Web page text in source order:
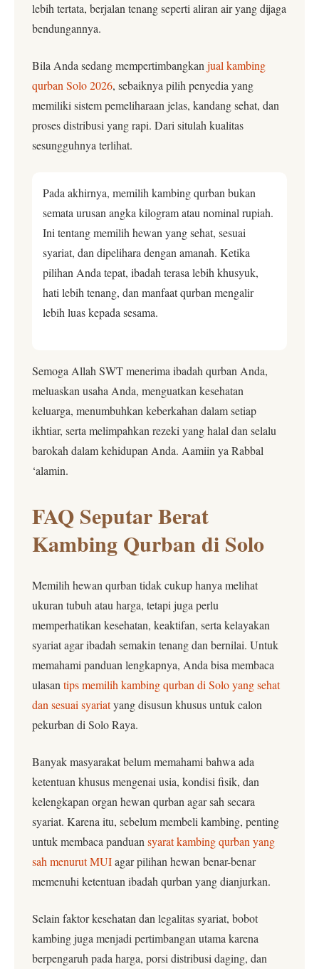
lebih tertata, berjalan tenang seperti aliran air yang dijaga
bendungannya.
Bila Anda sedang mempertimbangkan jual kambing
qurban Solo 2026, sebaiknya pilih penyedia yang
memiliki sistem pemeliharaan jelas, kandang sehat, dan
proses distribusi yang rapi. Dari situlah kualitas
sesungguhnya terlihat.
Pada akhirnya, memilih kambing qurban bukan
semata urusan angka kilogram atau nominal rupiah.
Ini tentang memilih hewan yang sehat, sesuai
syariat, dan dipelihara dengan amanah. Ketika
pilihan Anda tepat, ibadah terasa lebih khusyuk,
hati lebih tenang, dan manfaat qurban mengalir
lebih luas kepada sesama.
Semoga Allah SWT menerima ibadah qurban Anda,
meluaskan usaha Anda, menguatkan kesehatan
keluarga, menumbuhkan keberkahan dalam setiap
ikhtiar, serta melimpahkan rezeki yang halal dan selalu
barokah dalam kehidupan Anda. Aamiin ya Rabbal
‘alamin.
FAQ Seputar Berat
Kambing Qurban di Solo
Memilih hewan qurban tidak cukup hanya melihat
ukuran tubuh atau harga, tetapi juga perlu
memperhatikan kesehatan, keaktifan, serta kelayakan
syariat agar ibadah semakin tenang dan bernilai. Untuk
memahami panduan lengkapnya, Anda bisa membaca
ulasan tips memilih kambing qurban di Solo yang sehat
dan sesuai syariatyang disusun khusus untuk calon
pekurban di Solo Raya.
Banyak masyarakat belum memahami bahwa ada
ketentuan khusus mengenai usia, kondisi fisik, dan
kelengkapan organ hewan qurban agar sah secara
syariat. Karena itu, sebelum membeli kambing, penting
untuk membaca panduan syarat kambing qurban yang
sah menurut MUIagar pilihan hewan benar-benar
memenuhi ketentuan ibadah qurban yang dianjurkan.
Selain faktor kesehatan dan legalitas syariat, bobot
kambing juga menjadi pertimbangan utama karena
berpengaruh pada harga, porsi distribusi daging, dan